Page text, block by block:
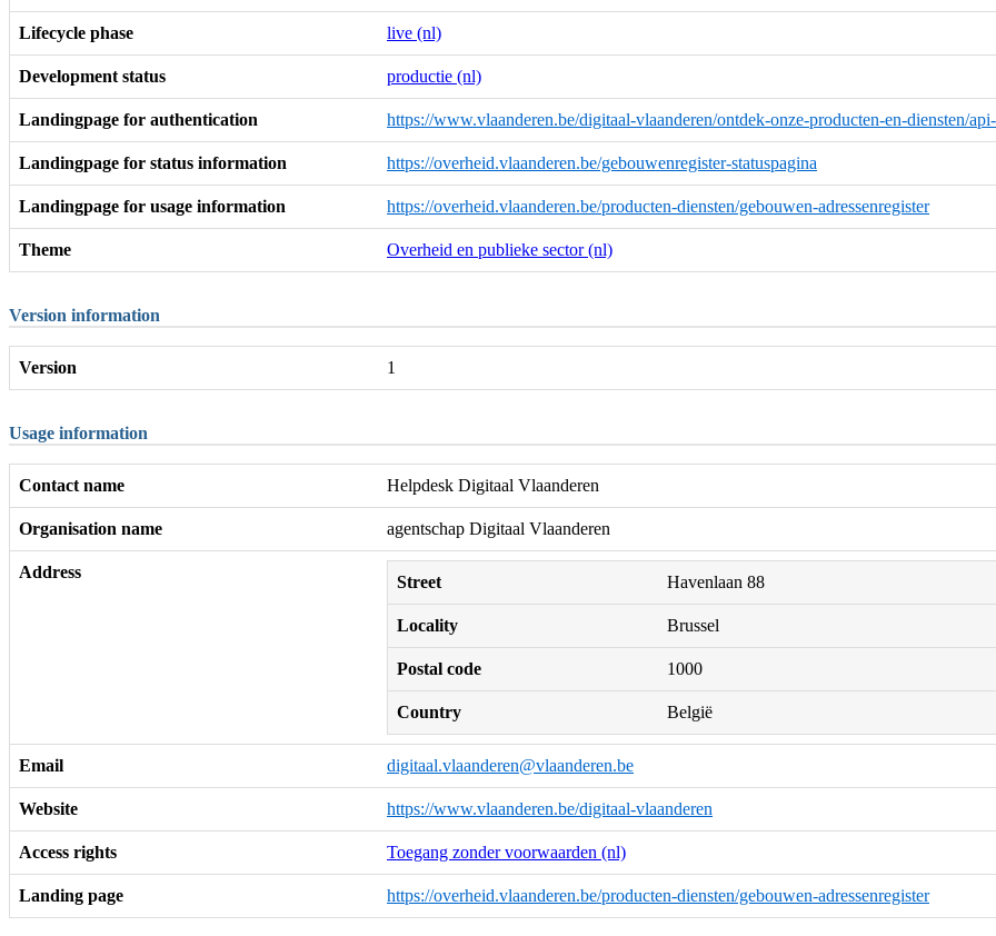
Lifecycle phase live (nl)
Development status productie (nl)
Landingpage for authentication https://www.vlaanderen.be/digitaal-vlaanderen/ontdek-onze-producten-en-diensten/
Landingpage for status information https://overheid.vlaanderen.be/gebouwenregister-statuspagina
Landingpage for usage information https://overheid.vlaanderen.be/producten-diensten/gebouwen-adressenregister
Theme Overheid en publieke sector (nl)
Version information
Version 1
Usage information
Contact name Helpdesk Digitaal Vlaanderen
Organisation name agentschap Digitaal Vlaanderen
Address
Street Havenlaan 88
Locality Brussel
Postal code 1000
Country België
Email digitaal.vlaanderen@vlaanderen.be
Website https://www.vlaanderen.be/digitaal-vlaanderen
Access rights Toegang zonder voorwaarden (nl)
Landing page https://overheid.vlaanderen.be/producten-diensten/gebouwen-adressenregister